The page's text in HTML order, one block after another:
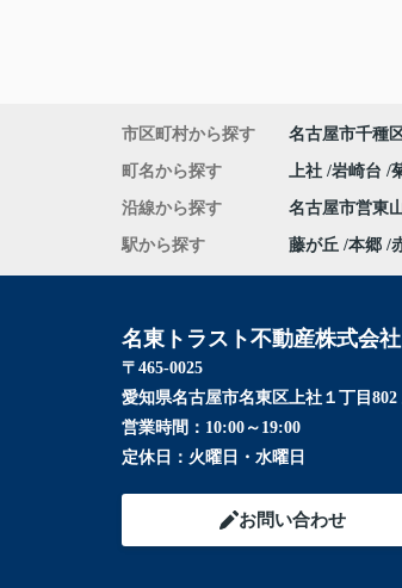
市区町村から探す 名古屋市千種
町名から探す 上社 岩崎台
沿線から探す 名古屋市営東
駅から探す 藤が丘 本郷
名東トラスト不動産株式会社
〒465-0025
愛知県名古屋市名東区上社１丁目
営業時間： 10:00～19:00
定休日： 火曜日・水曜日
お問い合わせ